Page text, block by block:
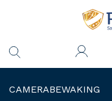
CAMERABEWAKING